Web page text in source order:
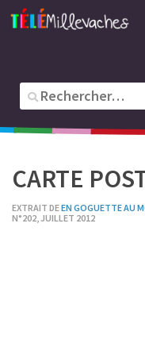
CARTE
EXTRAIT DEEN GOGUETTE AU
N°202, JUILLET 2012